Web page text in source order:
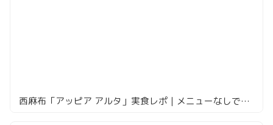
西麻布「アッピア アルタ」実食レポ｜メニューなしでもワガママ放題の神イタリアン